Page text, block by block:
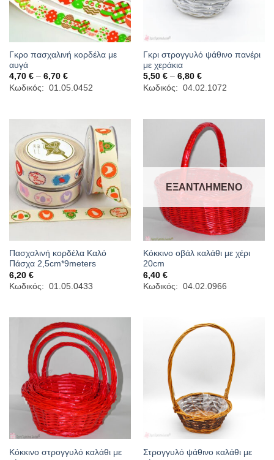
Γκρο πασχαλινή κορδέλα με
αυγά
4,70 € – 6,70 €Price
range:
4,70 €
Κωδικός: 01.05.0452
Γκρι στρογγυλό ψάθινο πανέρι
με χεράκια
5,50 € – 6,80 €Price
range:
5,50 €
Κωδικός: 04.02.1072
Πασχαλινή κορδέλα Καλό
Πάσχα 2,5cm*9meters
6,20 €
Κωδικός: 01.05.0433
ΕΞΑΝΤΛΗΜΈΝΟ
Κόκκινο οβάλ καλάθι με χέρι
20cm
6,40 €
Κωδικός: 04.02.0966
Κόκκινο στρογγυλό καλάθι με
Στρογγυλό ψάθινο καλάθι με